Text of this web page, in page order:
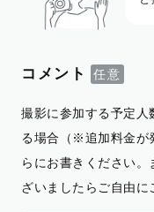
コメント
撮影に参加する予定人
る場合（※追加料金が
らにお書きください
ざいましたらご自由に